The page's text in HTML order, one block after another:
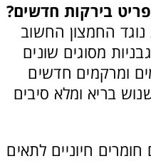
בירקות חדשים?
החמצון החשוב
מסוגים שונים
ומרקמים חדשים
בריא ומלא סיבים
חומרים חיוניים לתאים